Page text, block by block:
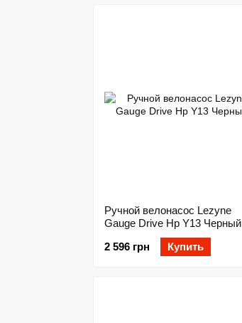
Ручной велонасос Lezyne
Gauge Drive Hp Y13 Черный
2 596 грн
Купить